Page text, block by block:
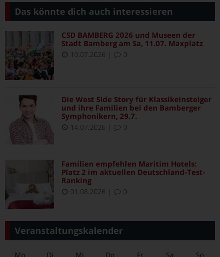
Das könnte dich auch interessieren
CSD BAMBERG 2026 und Museen der
Stadt Bamberg am Sa, 11.07. Maxplatz
10.07.2026 0
Die West Side Story für Klassikeinsteiger
und ihre Familien bei den Bamberger
Symphonikern, 29.7.
14.07.2026 0
Familien empfehlen Maritim Hotels:
Platz 2 im aktuellen Deutschland-Test-
Ranking
01.08.2026 0
Veranstaltungskalender
Mo Di Mi Do Fr Sa So